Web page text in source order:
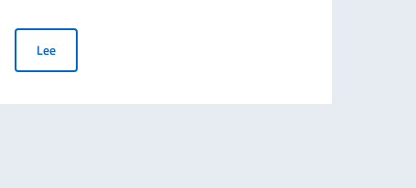
italianas residentes en el extranjero.
la Humanidad por la UNESCO
LeeNuevo episodio del podcast de la Embajada de Italia